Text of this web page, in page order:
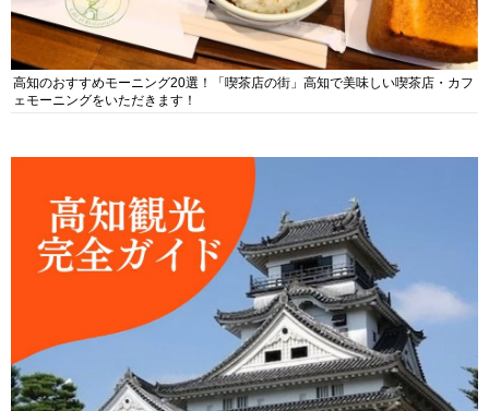
高知のおすすめモーニング20選！「喫茶店の街」高知で美味しい喫茶店・カフ
ェモーニングをいただきます！